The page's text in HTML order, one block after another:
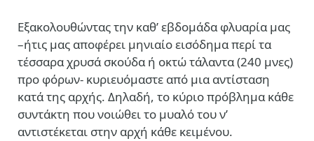
Εξακολουθώντας την καθ’ εβδομάδα φλυαρία μας
–ήτις μας αποφέρει μηνιαίο εισόδημα περί τα
τέσσαρα χρυσά σκούδα ή οκτώ τάλαντα (240 μνες)
προ φόρων- κυριευόμαστε από μια αντίσταση
κατά της αρχής. Δηλαδή, το κύριο πρόβλημα κάθε
συντάκτη που νοιώθει το μυαλό του ν’
αντιστέκεται στην αρχή κάθε κειμένου.